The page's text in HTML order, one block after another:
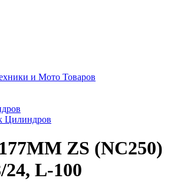
и Мото Товаров
Цилиндров
ZS (NC250)
L-100